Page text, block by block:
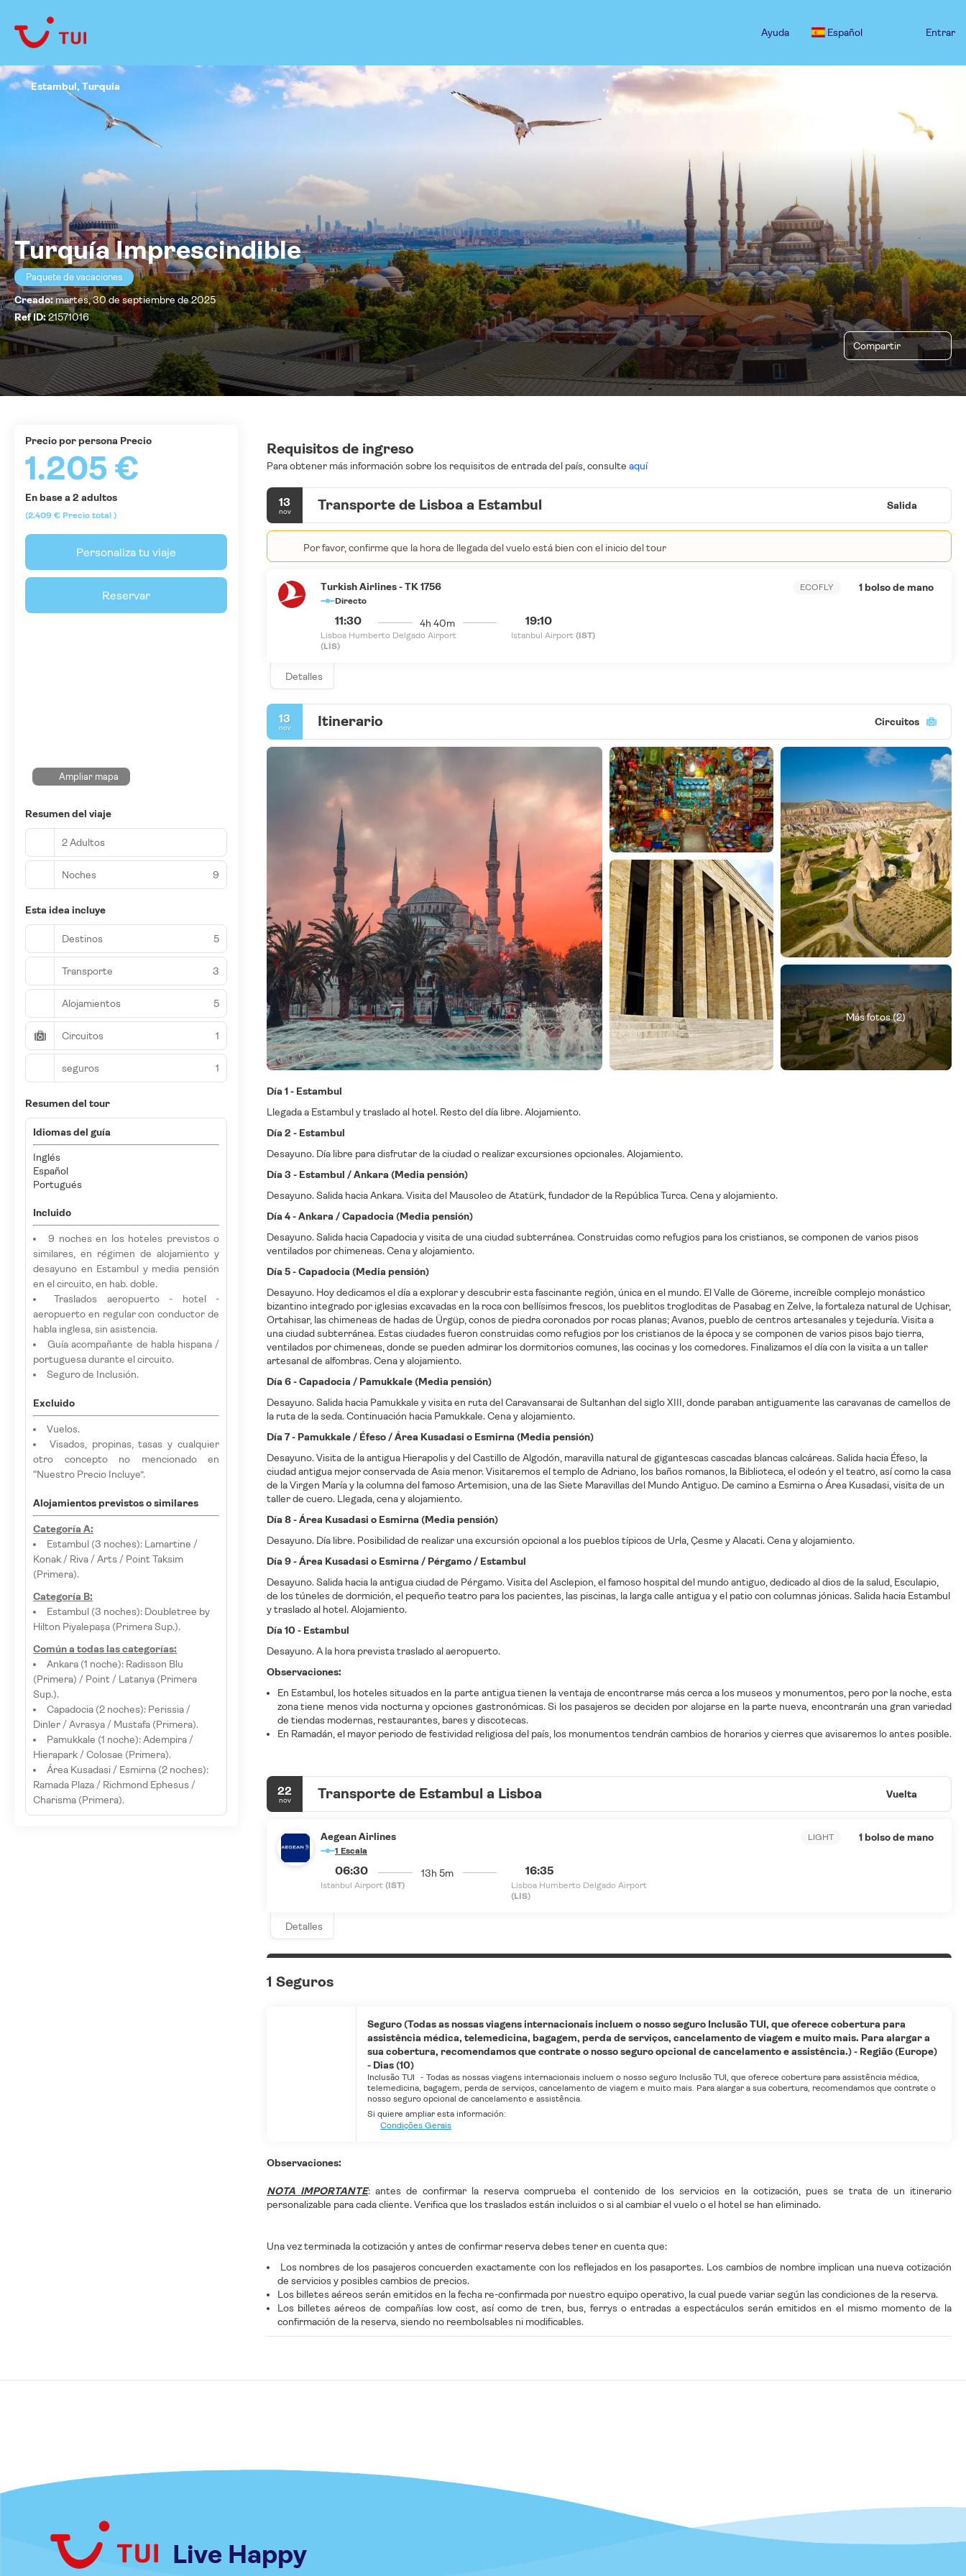
Ayuda Español Entrar
Turquía Imprescindible
Paquete de vacaciones
Creado:martes, 30 de septiembre de 2025
Ref ID:21571016
Compartir
Estambul, Turquia
Requisitos de ingreso
Para obtener más información sobre los requisitos de entrada del país, consulte aquí
13
nov Transporte de Lisboa a Estambul Salida
Por favor, confirme que la hora de llegada del vuelo está bien con el inicio del tour
Turkish Airlines - TK 1756
Directo
11:30
Lisboa Humberto Delgado Airport
(LIS)
4h 40m 19:10
Istanbul Airport (IST)
ECOFLY 1 bolso de mano
Detalles
13
nov Itinerario Circuitos
Más fotos (2)
Día 1 - Estambul
Llegada a Estambul y traslado al hotel. Resto del día libre. Alojamiento.
Día 2 - Estambul
Desayuno. Día libre para disfrutar de la ciudad o realizar excursiones opcionales. Alojamiento.
Día 3 - Estambul / Ankara (Media pensión)
Desayuno. Salida hacia Ankara. Visita del Mausoleo de Atatürk, fundador de la República Turca. Cena y alojamiento.
Día 4 - Ankara / Capadocia (Media pensión)
Desayuno. Salida hacia Capadocia y visita de una ciudad subterránea. Construidas como refugios para los cristianos, se componen de varios pisos
ventilados por chimeneas. Cena y alojamiento.
Día 5 - Capadocia (Media pensión)
Desayuno. Hoy dedicamos el día a explorar y descubrir esta fascinante región, única en el mundo. El Valle de Göreme, increíble complejo monástico
bizantino integrado por iglesias excavadas en la roca con bellísimos frescos, los pueblitos trogloditas de Pasabag en Zelve, la fortaleza natural de Uçhisar,
Ortahisar, las chimeneas de hadas de Ürgüp, conos de piedra coronados por rocas planas; Avanos, pueblo de centros artesanales y tejeduría. Visita a
una ciudad subterránea. Estas ciudades fueron construidas como refugios por los cristianos de la época y se componen de varios pisos bajo tierra,
ventilados por chimeneas, donde se pueden admirar los dormitorios comunes, las cocinas y los comedores. Finalizamos el día con la visita a un taller
artesanal de alfombras. Cena y alojamiento.
Día 6 - Capadocia / Pamukkale (Media pensión)
Desayuno. Salida hacia Pamukkale y visita en ruta del Caravansarai de Sultanhan del siglo XIII, donde paraban antiguamente las caravanas de camellos de
la ruta de la seda. Continuación hacia Pamukkale. Cena y alojamiento.
Día 7 - Pamukkale / Éfeso / Área Kusadasi o Esmirna (Media pensión)
Desayuno. Visita de la antigua Hierapolis y del Castillo de Algodón, maravilla natural de gigantescas cascadas blancas calcáreas. Salida hacia Éfeso, la
ciudad antigua mejor conservada de Asia menor. Visitaremos el templo de Adriano, los baños romanos, la Biblioteca, el odeón y el teatro, así como la casa
de la Virgen María y la columna del famoso Artemision, una de las Siete Maravillas del Mundo Antiguo. De camino a Esmirna o Área Kusadasi, visita de un
taller de cuero. Llegada, cena y alojamiento.
Día 8 - Área Kusadasi o Esmirna (Media pensión)
Desayuno. Día libre. Posibilidad de realizar una excursión opcional a los pueblos típicos de Urla, Çesme y Alacati. Cena y alojamiento.
Día 9 - Área Kusadasi o Esmirna / Pérgamo / Estambul
Desayuno. Salida hacia la antigua ciudad de Pérgamo. Visita del Asclepion, el famoso hospital del mundo antiguo, dedicado al dios de la salud, Esculapio,
de los túneles de dormición, el pequeño teatro para los pacientes, las piscinas, la larga calle antigua y el patio con columnas jónicas. Salida hacia Estambul
y traslado al hotel. Alojamiento.
Día 10 - Estambul
Desayuno. A la hora prevista traslado al aeropuerto.
Observaciones:
En Estambul, los hoteles situados en la parte antigua tienen la ventaja de encontrarse más cerca a los museos y monumentos, pero por la noche, esta
zona tiene menos vida nocturna y opciones gastronómicas. Si los pasajeros se deciden por alojarse en la parte nueva, encontrarán una gran variedad
de tiendas modernas, restaurantes, bares y discotecas.
En Ramadán, el mayor periodo de festividad religiosa del país, los monumentos tendrán cambios de horarios y cierres que avisaremos lo antes posible.
22
nov Transporte de Estambul a Lisboa Vuelta
Aegean Airlines
1 Escala
06:30
Istanbul Airport (IST)
13h 5m 16:35
Lisboa Humberto Delgado Airport
(LIS)
LIGHT 1 bolso de mano
Detalles
1 Seguros
Seguro (Todas as nossas viagens internacionais incluem o nosso seguro Inclusão TUI, que oferece cobertura para
assistência médica, telemedicina, bagagem, perda de serviços, cancelamento de viagem e muito mais. Para alargar a
sua cobertura, recomendamos que contrate o nosso seguro opcional de cancelamento e assistência.) - Região (Europe)
- Dias (10)
Inclusão TUI - Todas as nossas viagens internacionais incluem o nosso seguro Inclusão TUI, que oferece cobertura para assistência médica,
telemedicina, bagagem, perda de serviços, cancelamento de viagem e muito mais. Para alargar a sua cobertura, recomendamos que contrate o
nosso seguro opcional de cancelamento e assistência.
Si quiere ampliar esta información:
Condições Gerais
Observaciones:
NOTA IMPORTANTE: antes de confirmar la reserva comprueba el contenido de los servicios en la cotización, pues se trata de un itinerario
personalizable para cada cliente. Verifica que los traslados están incluidos o si al cambiar el vuelo o el hotel se han eliminado.
Una vez terminada la cotización y antes de confirmar reserva debes tener en cuenta que:
Los nombres de los pasajeros concuerden exactamente con los reflejados en los pasaportes. Los cambios de nombre implican una nueva cotización
de servicios y posibles cambios de precios.
Los billetes aéreos serán emitidos en la fecha re-confirmada por nuestro equipo operativo, la cual puede variar según las condiciones de la reserva.
Los billetes aéreos de compañías low cost, así como de tren, bus, ferrys o entradas a espectáculos serán emitidos en el mismo momento de la
confirmación de la reserva, siendo no reembolsables ni modificables.
precio por persona Precio
1.205 €
En base a 2 adultos
(2.409 € Precio total )
Personaliza tu viaje
Reservar
Ampliar mapa
Resumen del viaje
2 Adultos
Noches 9
Esta idea incluye
Destinos 5
Transporte 3
Alojamientos 5
Circuitos 1
seguros 1
Resumen del tour
Idiomas del guía
Inglés
Español
Portugués
Incluido
9 noches en los hoteles previstos o
similares, en régimen de alojamiento y
desayuno en Estambul y media pensión
en el circuito, en hab. doble.
Traslados aeropuerto - hotel -
aeropuerto en regular con conductor de
habla inglesa, sin asistencia.
Guía acompañante de habla hispana /
portuguesa durante el circuito.
Seguro de Inclusión.
Excluido
Vuelos.
Visados, propinas, tasas y cualquier
otro concepto no mencionado en
“Nuestro Precio Incluye”.
Alojamientos previstos o similares
Categoría A:
Estambul (3 noches): Lamartine /
Konak / Riva / Arts / Point Taksim
(Primera).
Categoría B:
Estambul (3 noches): Doubletree by
Hilton Piyalepaşa (Primera Sup.).
Común a todas las categorías:
Ankara (1 noche): Radisson Blu
(Primera) / Point / Latanya (Primera
Sup.).
Capadocia (2 noches): Perissia /
Dinler / Avrasya / Mustafa (Primera).
Pamukkale (1 noche): Adempira /
Hierapark / Colosae (Primera).
Área Kusadasi / Esmirna (2 noches):
Ramada Plaza / Richmond Ephesus /
Charisma (Primera).
Live Happy